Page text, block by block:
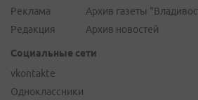
Реклама
Редакция
Архив газеты
Архив новостей
Социальные сети
vkontakte
Одноклассники